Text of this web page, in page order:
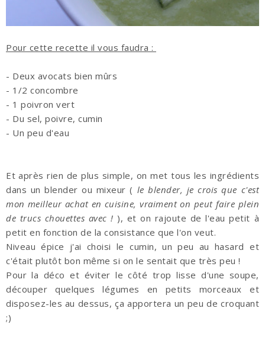
Pour cette recette il vous faudra :
- Deux avocats bien mûrs
- 1/2 concombre
- 1 poivron vert
- Du sel, poivre, cumin
- Un peu d'eau
Et après rien de plus simple, on met tous les ingrédients
dans un blender ou mixeur ( le blender, je crois que c'est
mon meilleur achat en cuisine, vraiment on peut faire plein
de trucs chouettes avec ! ), et on rajoute de l'eau petit à
petit en fonction de la consistance que l'on veut.
Niveau épice j'ai choisi le cumin, un peu au hasard et
c'était plutôt bon même si on le sentait que très peu !
Pour la déco et éviter le côté trop lisse d'une soupe,
découper quelques légumes en petits morceaux et
disposez-les au dessus, ça apportera un peu de croquant
;)